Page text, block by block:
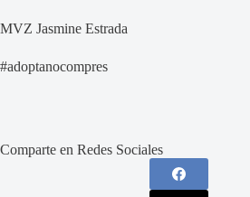
MVZ Jasmine Estrada
#adoptanocompres
Comparte en Redes Sociales